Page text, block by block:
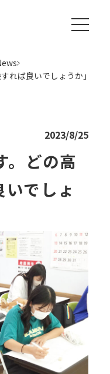
れば良いでしょうか」
2023/8/25
。どの高
でしょ